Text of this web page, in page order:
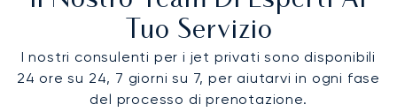
Tuo Servizio
I nostri consulenti per i jet privati sono disponibili
24 ore su 24, 7 giorni su 7, per aiutarvi in ogni fase
del processo di prenotazione.